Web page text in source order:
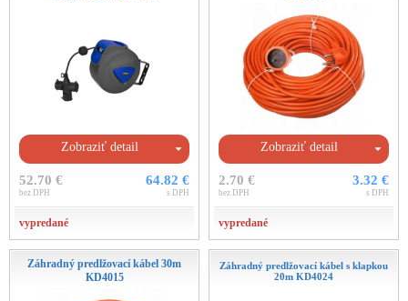
Zobraziť detail
52.70 €
bez DPH
64.82 €
s DPH
vypredané
Zobraziť detail
2.70 €
bez DPH
3.32 €
s DPH
vypredané
Záhradný predlžovací kábel 30m
KD4015
Záhradný predlžovací kábel s klapkou
20m KD4024